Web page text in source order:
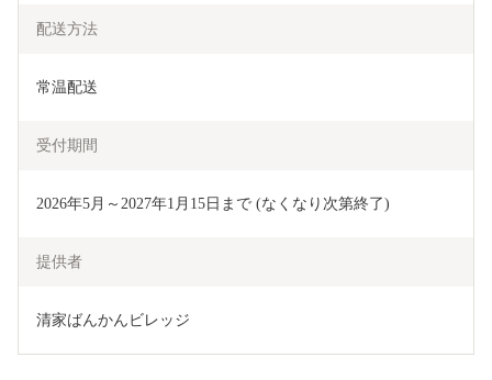
配送方法
常温配送
受付期間
2026年5月～2027年1月15日まで (なくなり次第終了)
提供者
清家ばんかんビレッジ